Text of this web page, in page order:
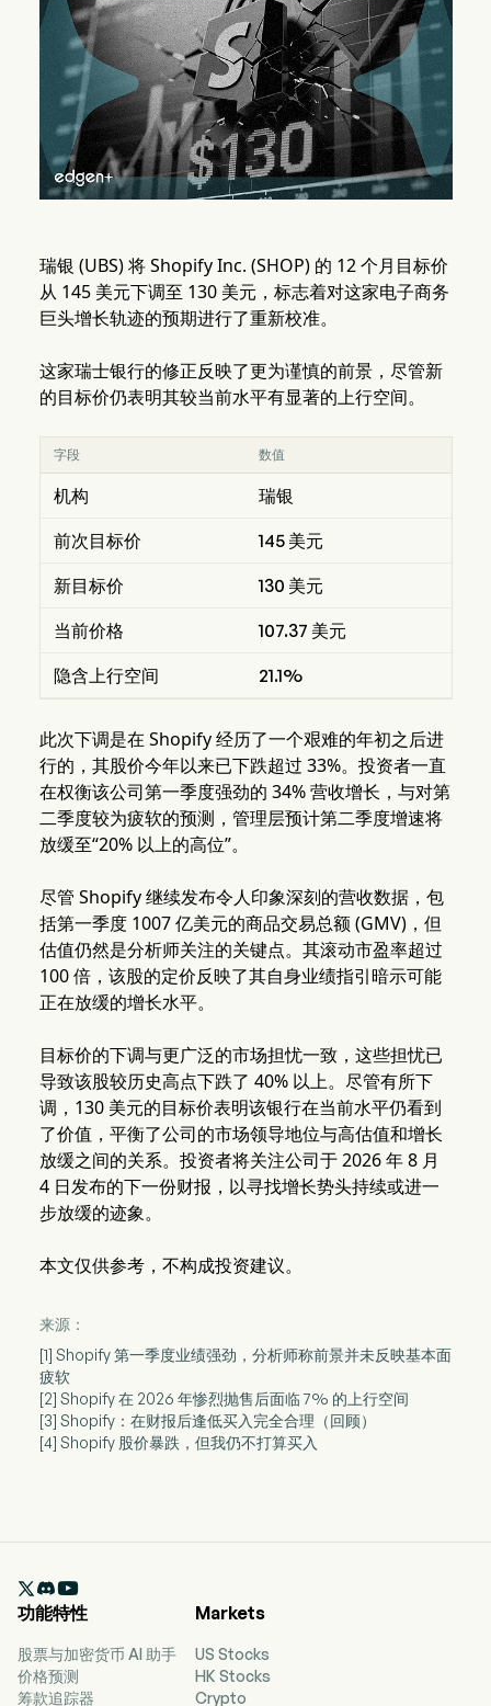
瑞银 (UBS) 将 Shopify Inc. (SHOP) 的 12 个月目标价
从 145 美元下调至 130 美元，标志着对这家电子商务
巨头增长轨迹的预期进行了重新校准。
这家瑞士银行的修正反映了更为谨慎的前景，尽管新
的目标价仍表明其较当前水平有显著的上行空间。
字段 数值
机构 瑞银
前次目标价 145 美元
新目标价 130 美元
当前价格 107.37 美元
隐含上行空间 21.1%
此次下调是在 Shopify 经历了一个艰难的年初之后进
行的，其股价今年以来已下跌超过 33%。投资者一直
在权衡该公司第一季度强劲的 34% 营收增长，与对第
二季度较为疲软的预测，管理层预计第二季度增速将
放缓至“20% 以上的高位”。
尽管 Shopify 继续发布令人印象深刻的营收数据，包
括第一季度 1007 亿美元的商品交易总额 (GMV)，但
估值仍然是分析师关注的关键点。其滚动市盈率超过
100 倍，该股的定价反映了其自身业绩指引暗示可能
正在放缓的增长水平。
目标价的下调与更广泛的市场担忧一致，这些担忧已
导致该股较历史高点下跌了 40% 以上。尽管有所下
调，130 美元的目标价表明该银行在当前水平仍看到
了价值，平衡了公司的市场领导地位与高估值和增长
放缓之间的关系。投资者将关注公司于 2026 年 8 月
4 日发布的下一份财报，以寻找增长势头持续或进一
步放缓的迹象。
本文仅供参考，不构成投资建议。
来源：
[1] Shopify 第一季度业绩强劲，分析师称前景并未反映基本面
疲软
[2] Shopify 在 2026 年惨烈抛售后面临 7% 的上行空间
[3] Shopify：在财报后逢低买入完全合理（回顾）
[4] Shopify 股价暴跌，但我仍不打算买入

功能特性
股票与加密货币 AI 助手
价格预测
筹款追踪器
Markets
US Stocks
HK Stocks
Crypto